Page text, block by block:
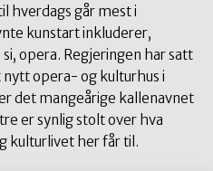
hverdags går mest i
kunstart inkluderer,
opera. Regjeringen har satt
opera- og kulturhus i
det mangeårige kallenavnet
er synlig stolt over hva
kulturlivet her får til.